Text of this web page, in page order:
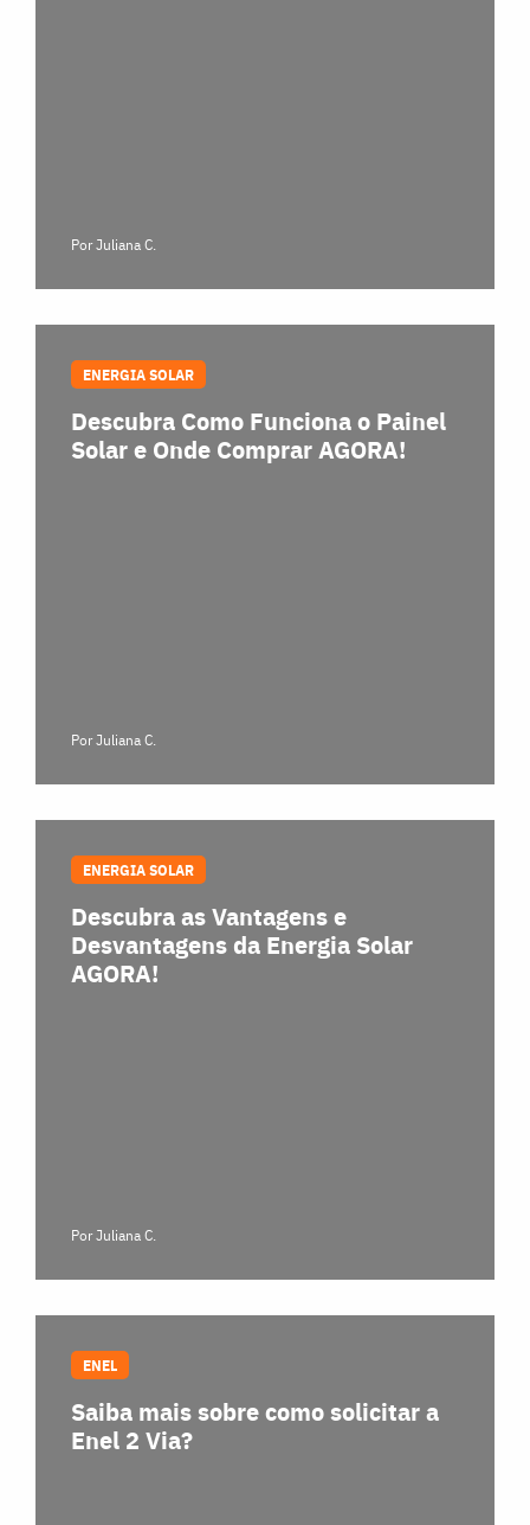
Por Juliana C.
ENERGIA SOLAR
Descubra Como Funciona o Painel
Solar e Onde Comprar AGORA!
Por Juliana C.
ENERGIA SOLAR
Descubra as Vantagens e
Desvantagens da Energia Solar
AGORA!
Por Juliana C.
ENEL
Saiba mais sobre como solicitar a
Enel 2 Via?